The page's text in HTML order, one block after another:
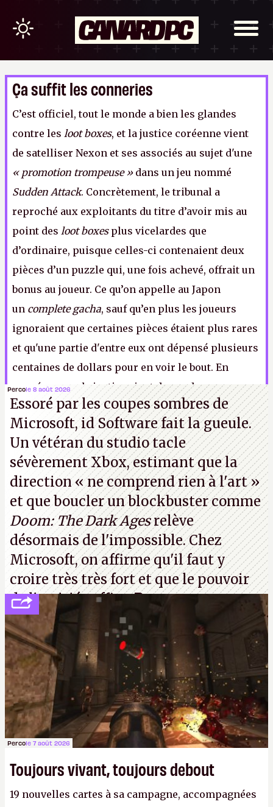
Ça suffit les conneries
C’est officiel, tout le monde a bien les glandes
contre les loot boxes, et la justice coréenne vient
de satelliser Nexon et ses associés au sujet d'une
« promotion trompeuse »dans un jeu nommé
Sudden Attack. Concrètement, le tribunal a
reproché aux exploitants du titre d’avoir mis au
point des loot boxesplus vicelardes que
d’ordinaire, puisque celles-ci contenaient deux
pièces d’un puzzle qui, une fois achevé, offrait un
bonus au joueur. Ce qu’on appelle au Japon
un complete gacha, sauf qu’en plus les joueurs
ignoraient que certaines pièces étaient plus rares
et qu'une partie d'entre eux ont dépensé plusieurs
centaines de dollars pour en voir le bout. En
conséquence, la justice vient de condamner
Nexon, Netmarble et NextFloor à régler une
amende de 950 000 dollars et à dire pardon aux
gens.K.L.
Percole 8 août 2026
Essoré par les coupes sombres de
Microsoft, id Software fait la gueule.
Un vétéran du studiotacle
sévèrement Xbox, estimant que la
direction« ne comprend rien à l'art »
et que boucler un blockbuster comme
Doom: The Dark Agesrelève
désormais de l'impossible. Chez
Microsoft, on affirme qu'il faut y
croire très très fort et que le pouvoir
de l'amitié suffira.P.
Percole 7 août 2026
Toujours vivant, toujours debout
19 nouvelles cartes à sa campagne, accompagnées